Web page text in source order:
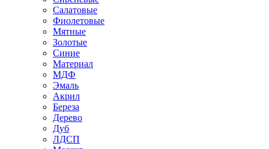
Салатовые
Фиолетовые
Мятные
Золотые
Синие
Материал
МДФ
Эмаль
Акрил
Береза
Дерево
Дуб
ЛДСП